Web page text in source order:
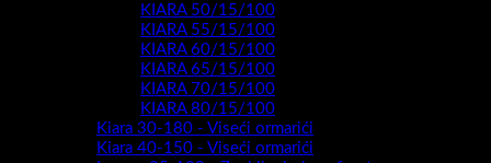
KIARA 50/15/100
KIARA 55/15/100
KIARA 60/15/100
KIARA 65/15/100
KIARA 70/15/100
KIARA 80/15/100
Kiara 30-180 - Viseći ormarići
Kiara 40-150 - Viseći ormarići